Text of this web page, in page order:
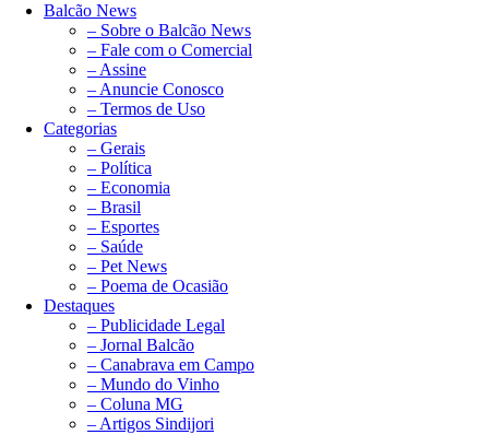
Balcão News
– Sobre o Balcão News
– Fale com o Comercial
– Assine
– Anuncie Conosco
– Termos de Uso
Categorias
– Gerais
– Política
– Economia
– Brasil
– Esportes
– Saúde
– Pet News
– Poema de Ocasião
Destaques
– Publicidade Legal
– Jornal Balcão
– Canabrava em Campo
– Mundo do Vinho
– Coluna MG
– Artigos Sindijori